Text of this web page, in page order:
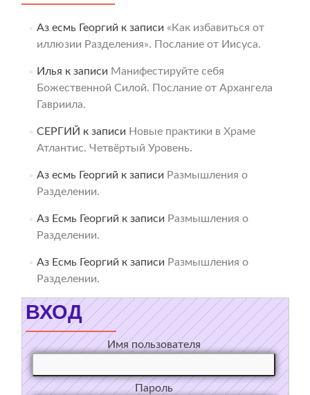
Аз есмь Георгий к записи «Как избавиться от
иллюзии Разделения». Послание от Иисуса.
Илья к записи Манифестируйте себя
Божественной Силой. Послание от Архангела
Гавриила.
СЕРГИЙ к записи Новые практики в Храме
Атлантис. Четвёртый Уровень.
Аз есмь Георгий к записи Размышления о
Разделении.
Аз Есмь Георгий к записи Размышления о
Разделении.
Аз Есмь Георгий к записи Размышления о
Разделении.
ВХОД
Имя пользователя
Пароль